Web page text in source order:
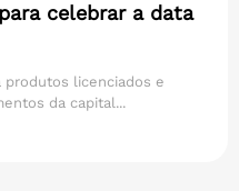
celebrar a data
produtos licenciados e
da capital...